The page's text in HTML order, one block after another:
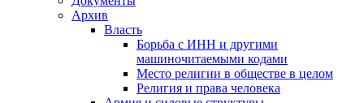
Архив
Власть
Борьба с ИНН и другими
машиночитаемыми кодами
Место религии в обществе в целом
Религия и права человека